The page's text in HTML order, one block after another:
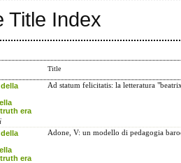
Title Index
Title
era
Ad statum felicitatis: la letteratura
era
Adone, V: un modello di pedagogia